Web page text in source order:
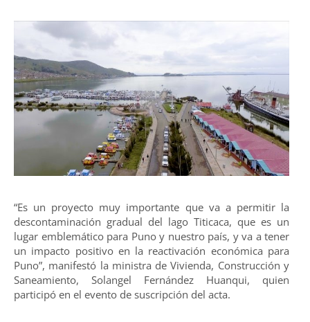
“Es un proyecto muy importante que va a permitir la
descontaminación gradual del lago Titicaca, que es un
lugar emblemático para Puno y nuestro país, y va a tener
un impacto positivo en la reactivación económica para
Puno”, manifestó la ministra de Vivienda, Construcción y
Saneamiento, Solangel Fernández Huanqui, quien
participó en el evento de suscripción del acta.